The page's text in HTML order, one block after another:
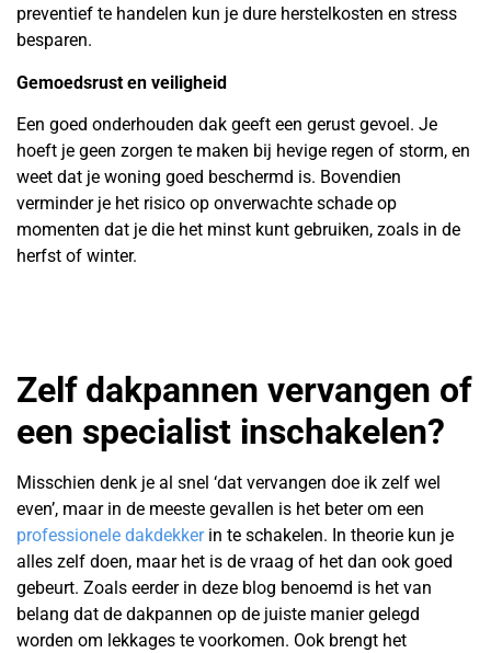
preventief te handelen kun je dure herstelkosten en stress
besparen.
Gemoedsrust en veiligheid
Een goed onderhouden dak geeft een gerust gevoel. Je
hoeft je geen zorgen te maken bij hevige regen of storm, en
weet dat je woning goed beschermd is. Bovendien
verminder je het risico op onverwachte schade op
momenten dat je die het minst kunt gebruiken, zoals in de
herfst of winter.
Zelf dakpannen vervangen of
een specialist inschakelen?
Misschien denk je al snel ‘dat vervangen doe ik zelf wel
even’, maar in de meeste gevallen is het beter om een
professionele dakdekkerin te schakelen. In theorie kun je
alles zelf doen, maar het is de vraag of het dan ook goed
gebeurt. Zoals eerder in deze blog benoemd is het van
belang dat de dakpannen op de juiste manier gelegd
worden om lekkages te voorkomen. Ook brengt het